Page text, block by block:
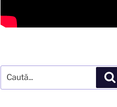
după: